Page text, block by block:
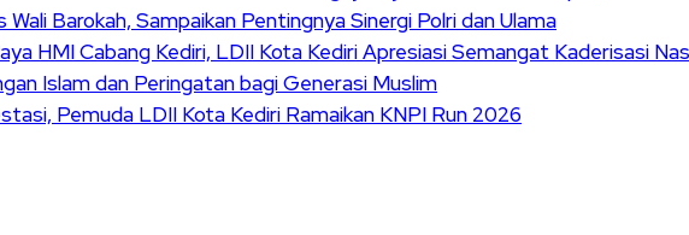
Barokah, Sampaikan Pentingnya Sinergi Polri dan Ulama
HMI Cabang Kediri, LDII Kota Kediri Apresiasi Semangat Kaderisasi
Islam dan Peringatan bagi Generasi Muslim
Pemuda LDII Kota Kediri Ramaikan KNPI Run 2026